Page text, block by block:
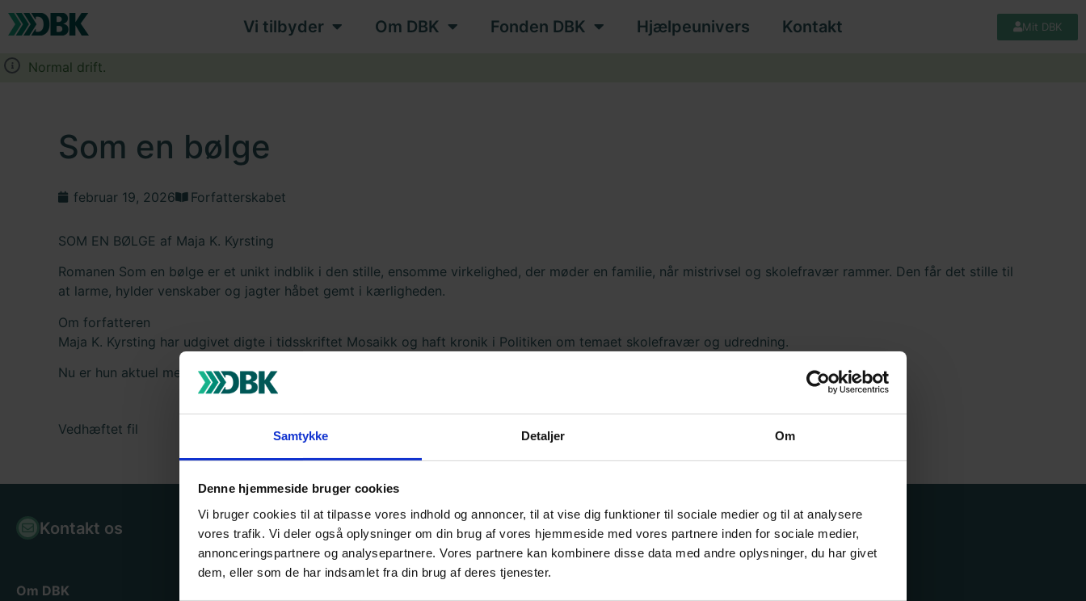
Samtykke Detaljer Om
Denne hjemmeside bruger cookies
Vi bruger cookies til at tilpasse vores indhold og annoncer, til at vise dig funktioner til sociale medier og til at analysere
vores trafik. Vi deler også oplysninger om din brug af vores hjemmeside med vores partnere inden for sociale medier,
annonceringspartnere og analysepartnere. Vores partnere kan kombinere disse data med andre oplysninger, du har givet
dem, eller som de har indsamlet fra din brug af deres tjenester.
Vi tilbyder Om DBK Fonden DBK Hjælpeunivers Kontakt Mit DBK
Normal drift.
Som en bølge
februar 19, 2026 Forfatterskabet
SOM EN BØLGE af Maja K. Kyrsting
Romanen Som en bølge er et unikt indblik i den stille, ensomme virkelighed, der møder en familie, når mistrivsel og skolefravær rammer. Den får det stille til
at larme, hylder venskaber og jagter håbet gemt i kærligheden.
Om forfatteren
Maja K. Kyrsting har udgivet digte i tidsskriftet Mosaikk og haft kronik i Politiken om temaet skolefravær og udredning.
Nu er hun aktuel med Som en bølge, der er hendes debutroman.
Vedhæftet fil
Kontakt os Bogportalen Driftsstatus Hjælp
Om DBK